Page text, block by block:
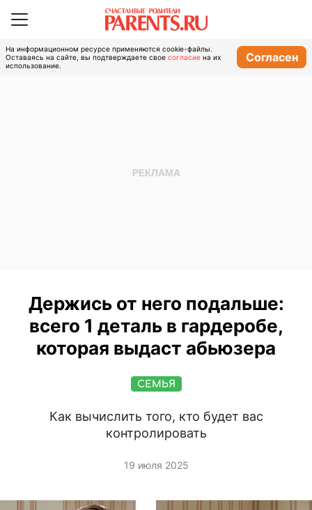
На информационном ресурсе применяются cookie-файлы.
Оставаясь на сайте, вы подтверждаете свое согласие на их
использование.
Согласен
Держись от него подальше:
всего 1 деталь в гардеробе,
которая выдаст абьюзера
СЕМЬЯ
Как вычислить того, кто будет вас
контролировать
19 июля 2025